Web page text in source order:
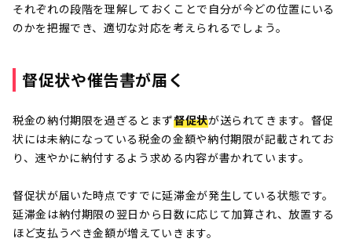
それぞれの段階を理解しておくことで自分が今どの位置にいる
のかを把握でき、適切な対応を考えられるでしょう。
督促状や催告書が届く
税金の納付期限を過ぎるとまず督促状が送られてきます。督促
状には未納になっている税金の金額や納付期限が記載されてお
り、速やかに納付するよう求める内容が書かれています。
督促状が届いた時点ですでに延滞金が発生している状態です。
延滞金は納付期限の翌日から日数に応じて加算され、放置する
ほど支払うべき金額が増えていきます。